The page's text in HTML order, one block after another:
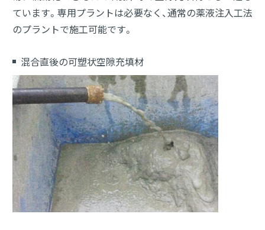
ています。専用プラントは必要なく、通常の薬液注入工法
のプラントで施工可能です。
混合直後の可塑状空隙充填材